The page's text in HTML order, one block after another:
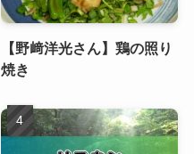
【野﨑洋光さん】鶏の照り
焼き